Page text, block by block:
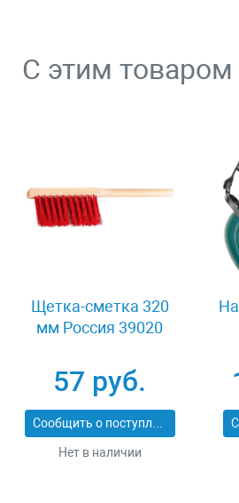
С этим
Щетка-сметка 320
мм Россия 39020
57 руб.
Сообщить о поступлении
Нет в наличии